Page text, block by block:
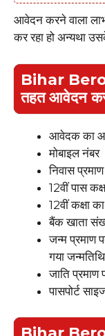
आवेदन करने वाला
कर रहा हो अन्यथा
Bihar
तहत आवेदन
आवेदक का
मोबाइल नंबर
निवास
12वीं पास
12वीं कक्षा
बैंक खाता
जन्म प्रमाण
गया
जाति प्रमाण
पासपोर्ट